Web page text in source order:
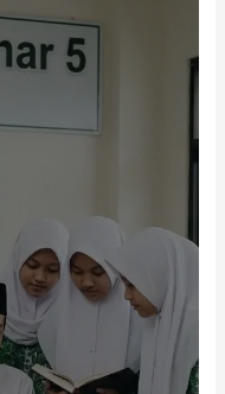
SMA Islam Al-
siswa yang
dengan Al-